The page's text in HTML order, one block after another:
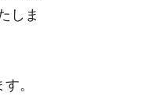
しま
。